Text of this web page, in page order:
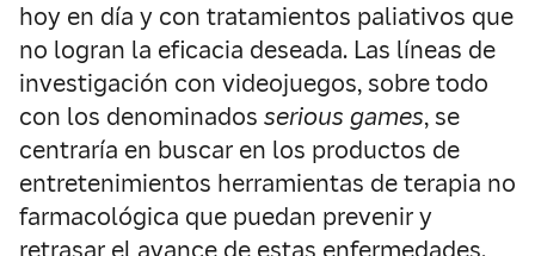
hoy en día y con tratamientos paliativos que
no logran la eficacia deseada. Las líneas de
investigación con videojuegos, sobre todo
con los denominados serious games, se
centraría en buscar en los productos de
entretenimientos herramientas de terapia no
farmacológica que puedan prevenir y